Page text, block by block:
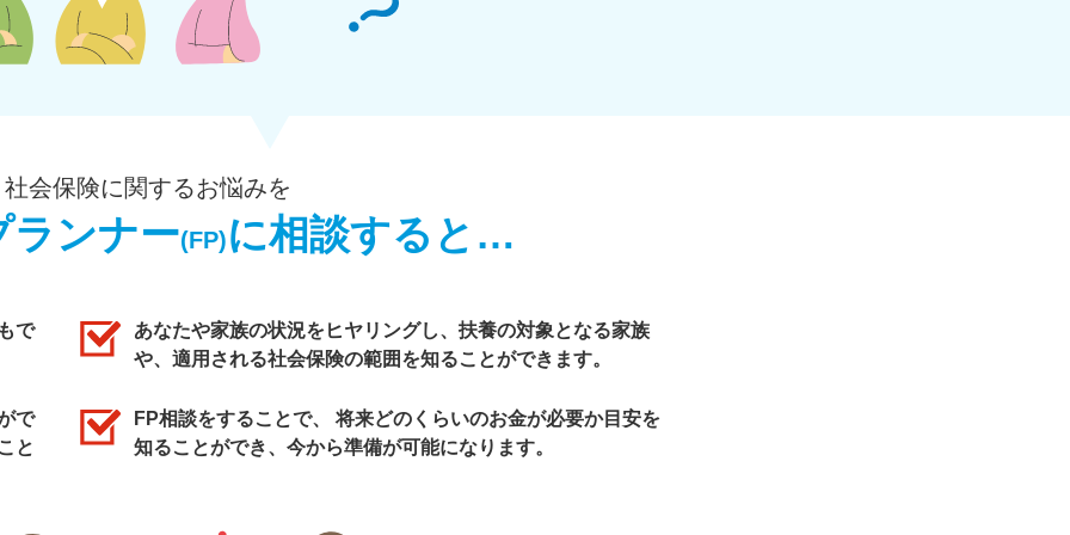
会保険に関するお悩みを
ランナー(FP)に相談すると…
で
あなたや家族の状況をヒヤリングし、扶養の対象となる家族
や、適用される社会保険の範囲を知ることができます。
で
と
FP相談をすることで、 将来どのくらいのお金が必要か目安を
知ることができ、今から準備が可能になります。